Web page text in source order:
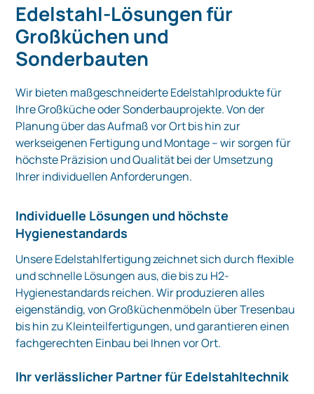
Edelstahl-Lösungen für
Großküchen und
Sonderbauten
Wir bieten maßgeschneiderte Edelstahlprodukte für
Ihre Großküche oder Sonderbauprojekte. Von der
Planung über das Aufmaß vor Ort bis hin zur
werkseigenen Fertigung und Montage – wir sorgen für
höchste Präzision und Qualität bei der Umsetzung
Ihrer individuellen Anforderungen.
Individuelle Lösungen und höchste
Hygienestandards
Unsere Edelstahlfertigung zeichnet sich durch flexible
und schnelle Lösungen aus, die bis zu H2-
Hygienestandards reichen. Wir produzieren alles
eigenständig, von Großküchenmöbeln über Tresenbau
bis hin zu Kleinteilfertigungen, und garantieren einen
fachgerechten Einbau bei Ihnen vor Ort.
Ihr verlässlicher Partner für Edelstahltechnik